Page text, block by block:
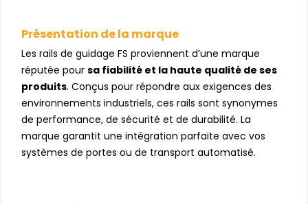
Présentation de la marque
Les rails de guidage FS proviennent d’une marque
réputée pour sa fiabilité et la haute qualité de ses
produits. Conçus pour répondre aux exigences des
environnements industriels, ces rails sont synonymes
de performance, de sécurité et de durabilité. La
marque garantit une intégration parfaite avec vos
systèmes de portes ou de transport automatisé.